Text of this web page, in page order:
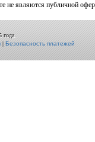
не являются публичной
года.
|Безопасность платежей